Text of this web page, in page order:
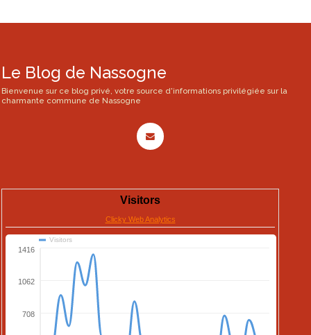
Le Blog de Nassogne
Bienvenue sur ce blog privé, votre source d'informations privilégiée sur la
charmante commune de Nassogne